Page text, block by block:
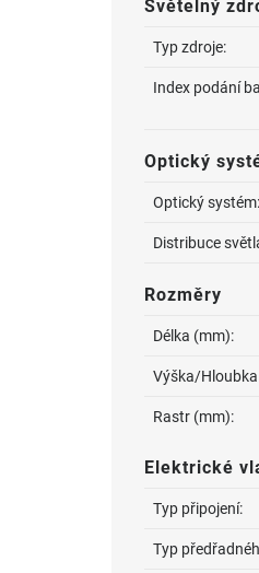
Světelný
Typ zdroje:
Index podání
Optický
Optický systém:
Distribuce
Rozměry
Délka (mm):
Výška/
Rastr (mm):
Elektrické
Typ připojení:
Typ